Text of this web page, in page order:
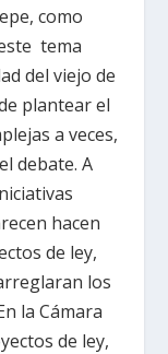
como
tema
del viejo de
plantear el
a veces,
debate. A
hacen
de ley,
los
la Cámara
de ley,